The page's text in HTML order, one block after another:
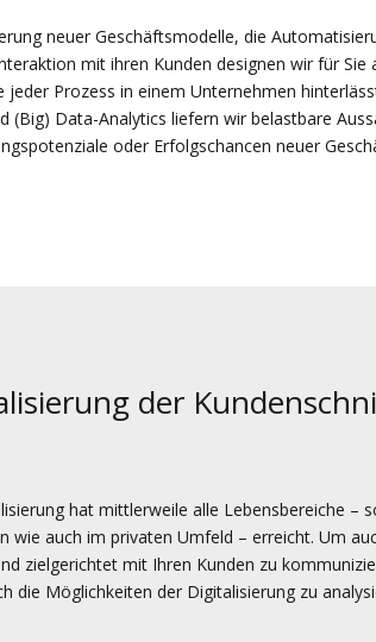
neuer Geschäftsmodelle, die
mit ihren Kunden designen wir für Sie
jeder Prozess in einem Unternehmen
(Big) Data-Analytics liefern wir belastbare
oder Erfolgschancen neuer
der
hat mittlerweile alle Lebensbereiche –
wie auch im privaten Umfeld – erreicht. Um
zielgerichtet mit Ihren Kunden zu
die Möglichkeiten der Digitalisierung zu